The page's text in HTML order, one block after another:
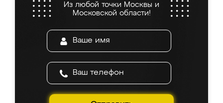
Из любой точки Москвы и
Московской области!